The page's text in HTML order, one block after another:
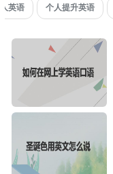
英语 个人提升英语